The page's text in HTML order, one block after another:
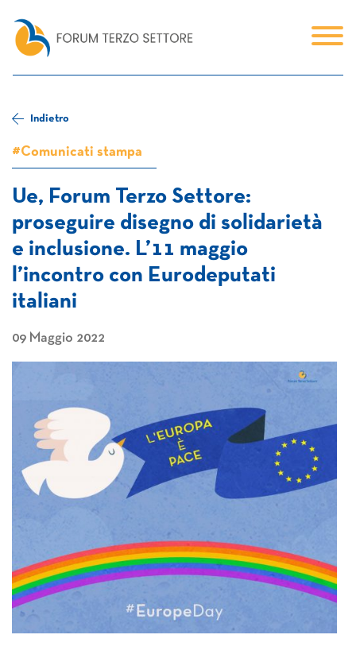
Indietro
#Comunicati stampa
Ue, Forum Terzo Settore:
proseguire disegno di solidarietà
e inclusione. L’11 maggio
l’incontro con Eurodeputati
italiani
09 Maggio 2022